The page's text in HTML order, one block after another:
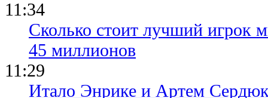
11:34
Сколько стоит лучший игрок
45 миллионов
11:29
Итало Энрике и Артем